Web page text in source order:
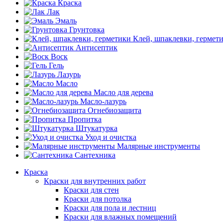
Краска
Лак
Эмаль
Грунтовка
Клей, шпаклевки,
Антисептик
Воск
Гель
Лазурь
Масло
Масло для дерева
Масло-лазурь
Огнебиозащита
Пропитка
Штукатурка
Уход и очистка
Малярные инструменты
Сантехника
Краска
Краски для внутренних работ
Краски для стен
Краски для потолка
Краски для пола и лестниц
Краски для влажных помещений